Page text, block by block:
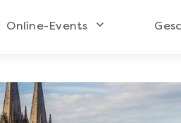
Online-Events